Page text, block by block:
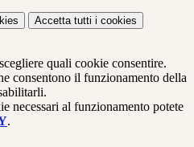
Accetta tutti i cookies
quali cookie consentire.
consentono il funzionamento della
necessari al funzionamento potete
.